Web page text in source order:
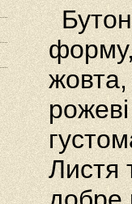
форму,
Листя